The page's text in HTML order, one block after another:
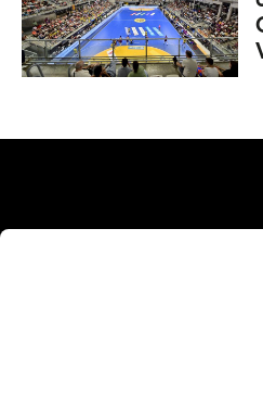
Calle Poeta Quintana, 1